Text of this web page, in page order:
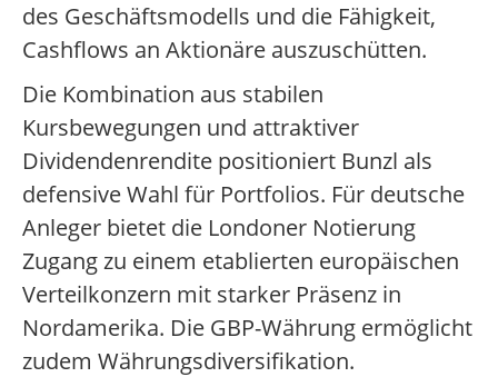
des Geschäftsmodells und die Fähigkeit,
Cashflows an Aktionäre auszuschütten.
Die Kombination aus stabilen
Kursbewegungen und attraktiver
Dividendenrendite positioniert Bunzl als
defensive Wahl für Portfolios. Für deutsche
Anleger bietet die Londoner Notierung
Zugang zu einem etablierten europäischen
Verteilkonzern mit starker Präsenz in
Nordamerika. Die GBP-Währung ermöglicht
zudem Währungsdiversifikation.